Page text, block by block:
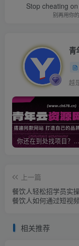
Stop cheating
别再用你
青
越
你还在到处找项目？还在当韭菜？我靠卖项目一个月收入5万+，曾经我也是个失败者。
上一篇
餐饮人轻松招学员实操
餐饮人如何通过短视
相关推荐